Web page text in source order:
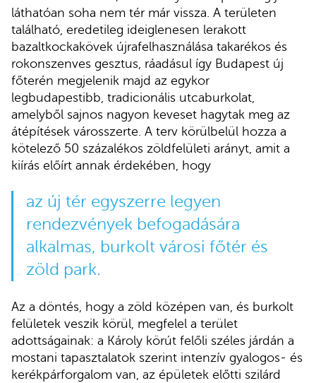
láthatóan soha nem tér már vissza. A területen
található, eredetileg ideiglenesen lerakott
bazaltkockakövek újrafelhasználása takarékos és
rokonszenves gesztus, ráadásul így Budapest új
főterén megjelenik majd az egykor
legbudapestibb, tradicionális utcaburkolat,
amelyből sajnos nagyon keveset hagytak meg az
átépítések városszerte. A terv körülbelül hozza a
kötelező 50 százalékos zöldfelületi arányt, amit a
kiírás előírt annak érdekében, hogy
az új tér egyszerre legyen
rendezvények befogadására
alkalmas, burkolt városi főtér és
zöld park.
Az a döntés, hogy a zöld középen van, és burkolt
felületek veszik körül, megfelel a terület
adottságainak: a Károly körút felőli széles járdán a
mostani tapasztalatok szerint intenzív gyalogos- és
kerékpárforgalom van, az épületek előtti szilárd